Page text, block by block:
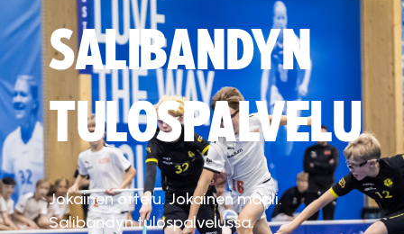
SALIBANDYN
TULOSPALVELU
Jokainen ottelu. Jokainen maali.
Salibandyn tulospalvelussa.